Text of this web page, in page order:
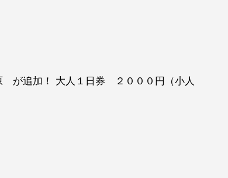
が追加！ 大人１日券 ２０００円（小人